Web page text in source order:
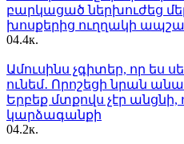
բարկացած ներխուժեց
խոսքերից ուղղակի
04.4к.
Ամուսինս չգիտեր, որ
ունեմ․ Որոշեցի նրան
Երբեք մտքովս չէր անցնի,
կարձագանքի
04.2к.